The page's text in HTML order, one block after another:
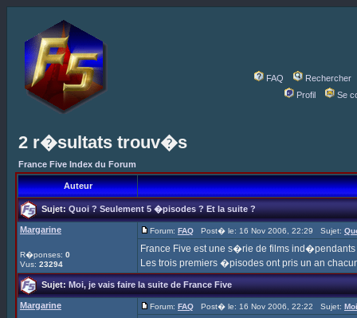
FAQ
Rechercher
Profil
Se
2 r�sultats trouv�s
France Five Index du Forum
Auteur
Sujet:Quoi ? Seulement 5 �pisodes ? Et la suite ?
Margarine
R�ponses: 0
Vus: 23294
Forum: FAQ Post� le: 16 Nov 2006, 22:29 Sujet:
France Five est une s�rie de films
Les trois premiers �pisodes ont pris un an
Sujet:Moi, je vais faire la suite de France Five
Margarine Forum: FAQ Post� le: 16 Nov 2006, 22:22 Sujet: